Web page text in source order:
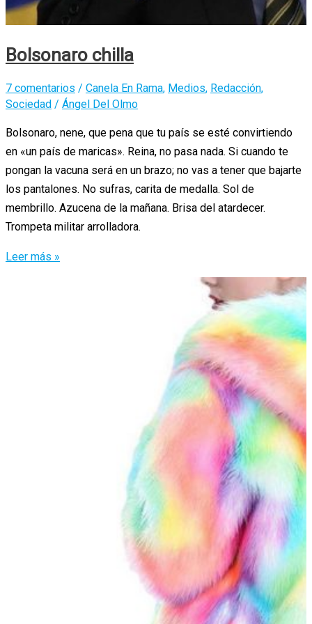
Bolsonaro chilla
7 comentarios / Canela En Rama, Medios, Redacción,
Sociedad / Ángel Del Olmo
Bolsonaro, nene, que pena que tu país se esté convirtiendo
en «un país de maricas». Reina, no pasa nada. Si cuando te
pongan la vacuna será en un brazo; no vas a tener que bajarte
los pantalones. No sufras, carita de medalla. Sol de
membrillo. Azucena de la mañana. Brisa del atardecer.
Trompeta militar arrolladora.
Bolsonaro
Leer más »